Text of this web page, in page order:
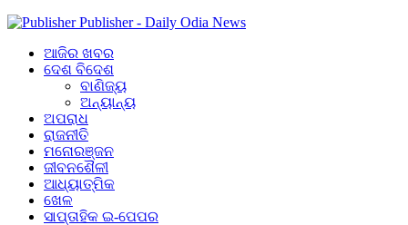
Publisher - Daily Odia News
ଆଜିର ଖବର
ଦେଶ ବିଦେଶ
ବାଣିଜ୍ୟ
ଅନ୍ୟାନ୍ୟ
ଅପରାଧ
ରାଜନୀତି
ମନୋରଞ୍ଜନ
ଜୀବନଶୈଳୀ
ଆଧ୍ୟାତ୍ମିକ
ଖେଳ
ସାପ୍ତାହିକ ଇ-ପେପର